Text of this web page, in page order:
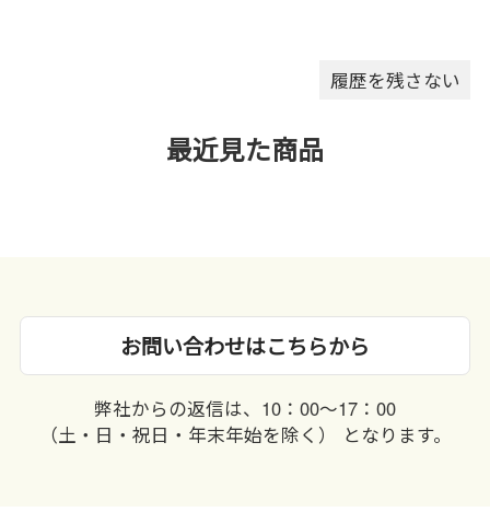
履歴を残さない
最近見た商品
お問い合わせはこちらから
弊社からの返信は、10：00〜17：00
（土・日・祝日・年末年始を除く） となります。